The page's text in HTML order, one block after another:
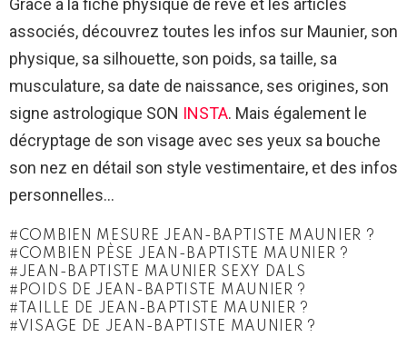
Grâce à la fiche physique de rêve et les articles
associés, découvrez toutes les infos sur Maunier, son
physique, sa silhouette, son poids, sa taille, sa
musculature, sa date de naissance, ses origines, son
signe astrologique SON INSTA. Mais également le
décryptage de son visage avec ses yeux sa bouche
son nez en détail son style vestimentaire, et des infos
personnelles…
COMBIEN MESURE JEAN-BAPTISTE MAUNIER ?
COMBIEN PÈSE JEAN-BAPTISTE MAUNIER ?
JEAN-BAPTISTE MAUNIER SEXY DALS
POIDS DE JEAN-BAPTISTE MAUNIER ?
TAILLE DE JEAN-BAPTISTE MAUNIER ?
VISAGE DE JEAN-BAPTISTE MAUNIER ?